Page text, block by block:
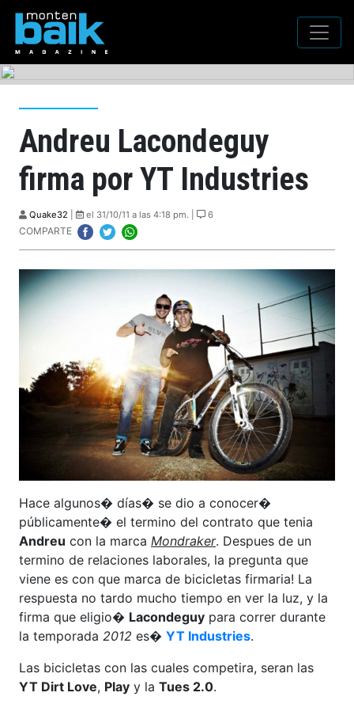
Andreu Lacondeguy
firma por YT Industries
Quake32 el 31/10/11 a las 4:18 pm. | 6
COMPARTE
Hace algunos� días� se dio a conocer�
públicamente� el termino del contrato que tenia
Andreu con la marca Mondraker. Despues de un
termino de relaciones laborales, la pregunta que
viene es con que marca de bicicletas firmaria! La
respuesta no tardo mucho tiempo en ver la luz, y la
firma que eligio� Lacondeguy para correr durante
la temporada 2012 es� YT Industries.
Las bicicletas con las cuales competira, seran las
YT Dirt Love, Play y la Tues 2.0.